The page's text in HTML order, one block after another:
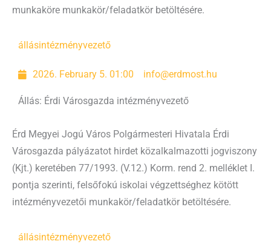
munkaköre munkakör/feladatkör betöltésére.
állásintézményvezető
2026. February 5. 01:00 info@erdmost.hu
Állás: Érdi Városgazda intézményvezető
Érd Megyei Jogú Város Polgármesteri Hivatala Érdi
Városgazda pályázatot hirdet közalkalmazotti jogviszony
(Kjt.) keretében 77/1993. (V.12.) Korm. rend 2. melléklet I.
pontja szerinti, felsőfokú iskolai végzettséghez kötött
intézményvezetői munkakör/feladatkör betöltésére.
állásintézményvezető